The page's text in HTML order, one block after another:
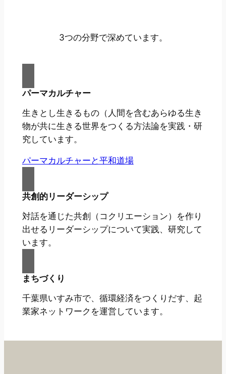
3つの分野で深めています。
パーマカルチャー
生きとし生きるもの（人間を含むあらゆる生き
物が共に生きる世界をつくる方法論を実践・研
究しています。
パーマカルチャーと平和道場
共創的リーダーシップ
対話を通じた共創（コクリエーション）を作り
出せるリーダーシップについて実践、研究して
います。
まちづくり
千葉県いすみ市で、循環経済をつくりだす、起
業家ネットワークを運営しています。